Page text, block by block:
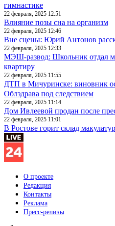
гимнастике
22 февраля, 2025 12:51
Влияние позы сна на организм
22 февраля, 2025 12:46
Вне сцены: Юрий Антонов
22 февраля, 2025 12:33
МЭШ-развод: Школьник отдал
квартиру
22 февраля, 2025 11:55
ДТП в Мичуринске: виновник
Облздрава под следствием
22 февраля, 2025 11:14
Дом Ивлеевой продан после
22 февраля, 2025 11:01
В Ростове горит склад
О проекте
Редакция
Контакты
Реклама
Пресс-релизы